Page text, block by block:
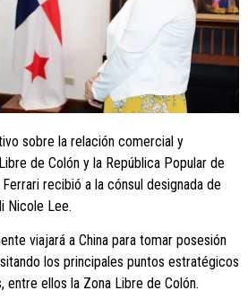
sobre la relación comercial y
de Colón y la República Popular de
Ferrari recibió a la cónsul designada de
Nicole Lee.
viajará a China para tomar posesión
los principales puntos estratégicos
entre ellos la Zona Libre de Colón.